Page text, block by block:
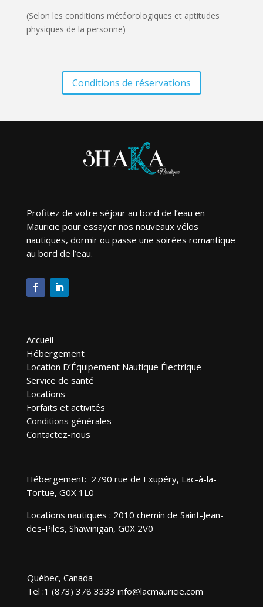
(Selon les conditions météorologiques et aptitudes
physiques de la personne)
Conditions de réservations
Profitez de votre séjour au bord de l’eau en
Mauricie pour essayer nos nouveaux vélos
nautiques, dormir ou passe une soirées romantique
au bord de l’eau.
Accueil
Hébergement
Location D’Équipement Nautique Électrique
Service de santé
Locations
Forfaits et activités
Conditions générales
Contactez-nous
Hébergement: 2790 rue de Exupéry, Lac-à-la-
Tortue, G0X 1L0
Locations nautiques : 2010 chemin de Saint-Jean-
des-Piles, Shawinigan, G0X 2V0
Québec, Canada
Tel :1 (873) 378 3333 info@lacmauricie.com